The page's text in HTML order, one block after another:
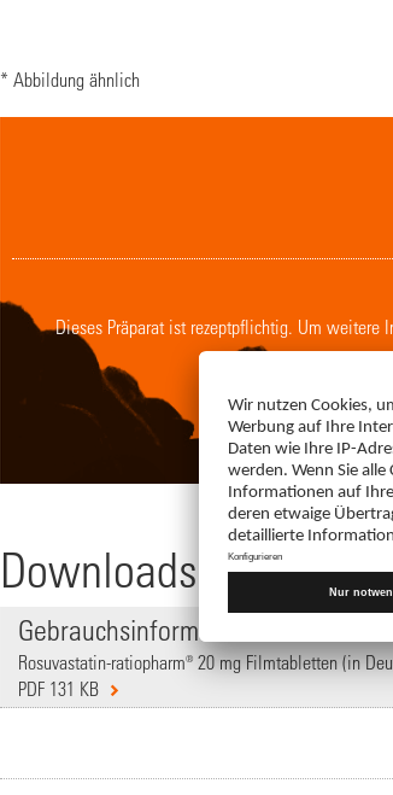
* Abbildung ähnlich
Dieses Präparat ist rezeptpflichtig. Um weitere
Downloads
Gebrauchsinformation
Rosuvastatin-ratiopharm® 20 mg Filmtabletten (in
PDF 131 KB